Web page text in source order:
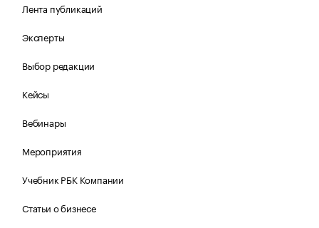
Лента публикаций
Эксперты
Выбор редакции
Кейсы
Вебинары
Мероприятия
Учебник РБК Компании
Статьи о бизнесе